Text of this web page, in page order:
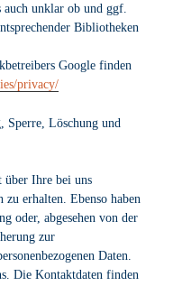
unklar ob und ggf.
Bibliotheken
Google finden
privacy/
Sperre, Löschung und
über Ihre bei uns
zu erhalten. Ebenso haben
oder, abgesehen von der
zur
Daten.
Die Kontaktdaten finden